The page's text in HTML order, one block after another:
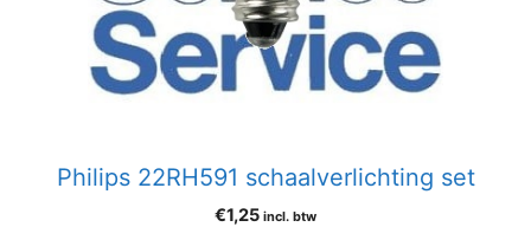
Philips 22RH591 schaalverlichting set
€1,25 incl. btw